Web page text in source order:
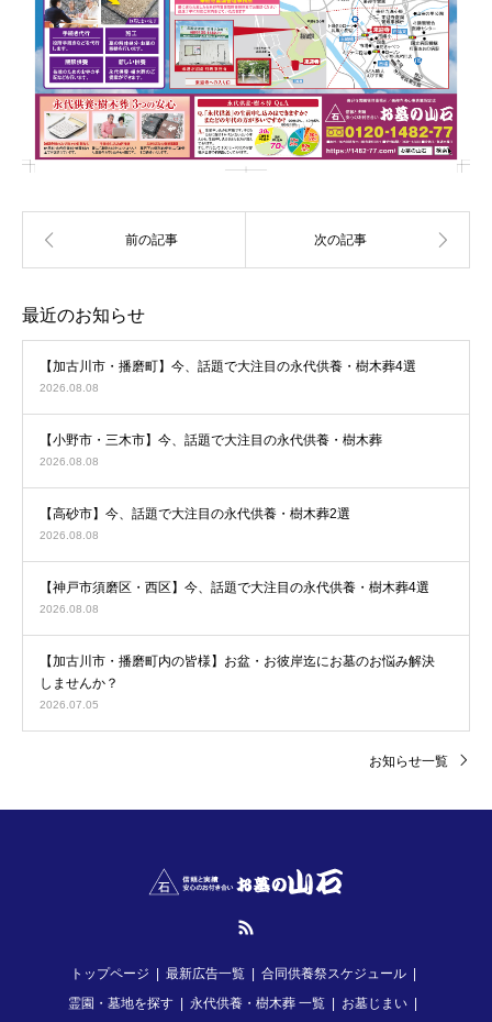
最近のお知らせ
【加古川市・播磨町】今、話題で大注目の永代供養・樹木葬4選
2026.08.08
【小野市・三木市】今、話題で大注目の永代供養・樹木葬
2026.08.08
【高砂市】今、話題で大注目の永代供養・樹木葬2選
2026.08.08
【神戸市須磨区・西区】今、話題で大注目の永代供養・樹木葬4選
2026.08.08
【加古川市・播磨町内の皆様】お盆・お彼岸迄にお墓のお悩み解決
しませんか？
2026.07.05
お知らせ一覧
トップページ 最新広告一覧
合同供養祭スケジュール
霊園・墓地を探す
永代供養・樹木葬 一覧 お墓じまい